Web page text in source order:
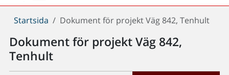
Du
här:
Startsida Dokument för projekt Väg 842, Tenhult
Dokument för projekt Väg 842,
Tenhult